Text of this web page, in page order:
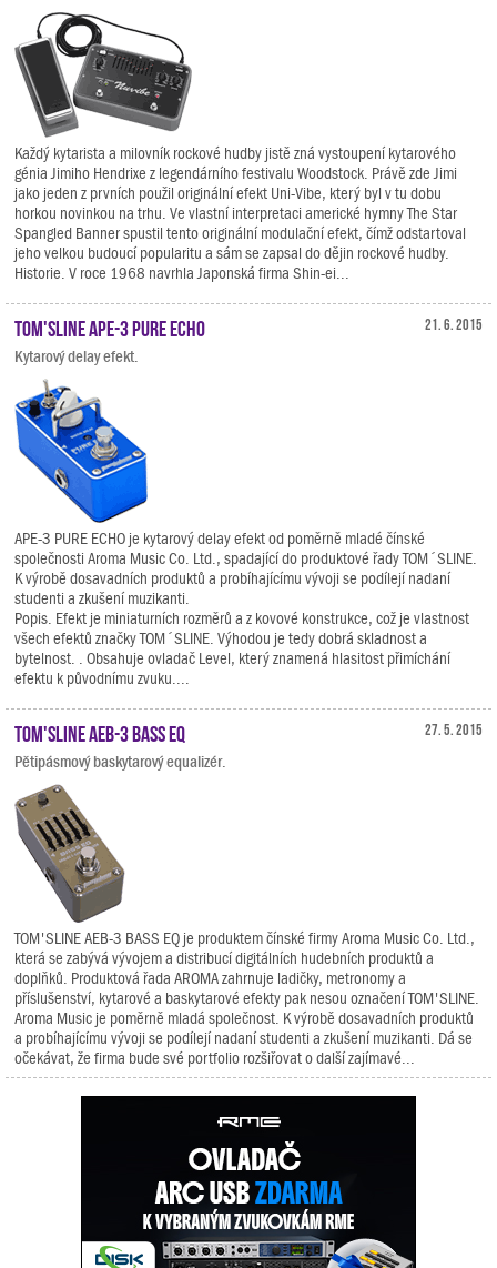
Každý kytarista a milovník rockové hudby jistě zná vystoupení kytarového
génia Jimiho Hendrixe z legendárního festivalu Woodstock. Právě zde Jimi
jako jeden z prvních použil originální efekt Uni-Vibe, který byl v tu dobu
horkou novinkou na trhu. Ve vlastní interpretaci americké hymny The Star
Spangled Banner spustil tento originální modulační efekt, čímž odstartoval
jeho velkou budoucí popularitu a sám se zapsal do dějin rockové hudby.
Historie. V roce 1968 navrhla Japonská firma Shin-ei...
21. 6. 2015
TOM'SLINE APE-3 PURE ECHO
Kytarový delay efekt.
APE-3 PURE ECHO je kytarový delay efekt od poměrně mladé čínské
společnosti Aroma Music Co. Ltd., spadající do produktové řady TOM´SLINE.
K výrobě dosavadních produktů a probíhajícímu vývoji se podílejí nadaní
studenti a zkušení muzikanti.
Popis. Efekt je miniaturních rozměrů a z kovové konstrukce, což je vlastnost
všech efektů značky TOM´SLINE. Výhodou je tedy dobrá skladnost a
bytelnost. . Obsahuje ovladač Level, který znamená hlasitost přimíchání
efektu k původnímu zvuku....
27. 5. 2015
TOM'SLINE AEB-3 Bass EQ
Pětipásmový baskytarový equalizér.
TOM'SLINE AEB-3 BASS EQ je produktem čínské firmy Aroma Music Co. Ltd.,
která se zabývá vývojem a distribucí digitálních hudebních produktů a
doplňků. Produktová řada AROMA zahrnuje ladičky, metronomy a
příslušenství, kytarové a baskytarové efekty pak nesou označení TOM'SLINE.
Aroma Music je poměrně mladá společnost. K výrobě dosavadních produktů
a probíhajícímu vývoji se podílejí nadaní studenti a zkušení muzikanti. Dá se
očekávat, že firma bude své portfolio rozšiřovat o další zajímavé...